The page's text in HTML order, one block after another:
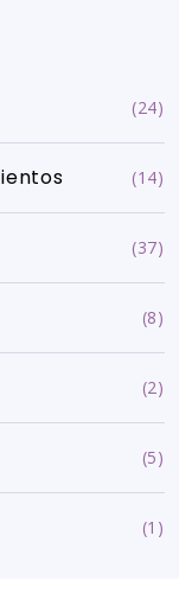
(24)
(14)
(37)
(8)
(2)
(5)
(1)